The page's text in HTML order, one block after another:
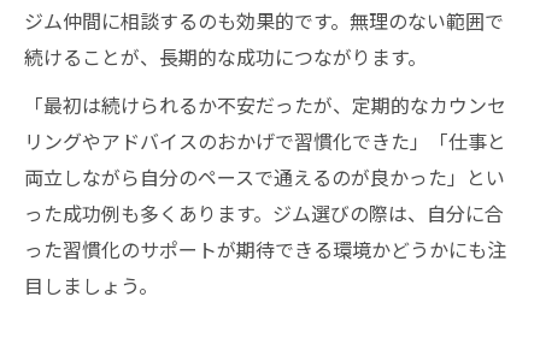
ジム仲間に相談するのも効果的です。無理のない範囲で
続けることが、長期的な成功につながります。
「最初は続けられるか不安だったが、定期的なカウンセ
リングやアドバイスのおかげで習慣化できた」「仕事と
両立しながら自分のペースで通えるのが良かった」とい
った成功例も多くあります。ジム選びの際は、自分に合
った習慣化のサポートが期待できる環境かどうかにも注
目しましょう。